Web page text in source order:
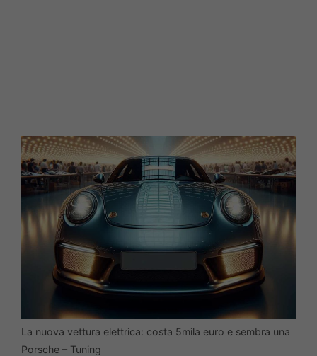
La nuova vettura elettrica: costa 5mila euro e sembra una
Porsche – Tuning